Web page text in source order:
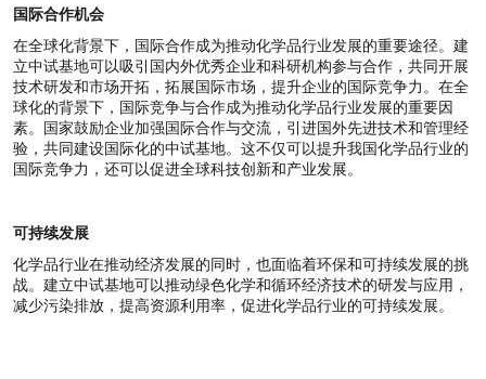
国际合作机会
在全球化背景下，国际合作成为推动化学品行业发展的重要途径。建
立中试基地可以吸引国内外优秀企业和科研机构参与合作，共同开展
技术研发和市场开拓，拓展国际市场，提升企业的国际竞争力。在全
球化的背景下，国际竞争与合作成为推动化学品行业发展的重要因
素。国家鼓励企业加强国际合作与交流，引进国外先进技术和管理经
验，共同建设国际化的中试基地。这不仅可以提升我国化学品行业的
国际竞争力，还可以促进全球科技创新和产业发展。
可持续发展
化学品行业在推动经济发展的同时，也面临着环保和可持续发展的挑
战。建立中试基地可以推动绿色化学和循环经济技术的研发与应用，
减少污染排放，提高资源利用率，促进化学品行业的可持续发展。